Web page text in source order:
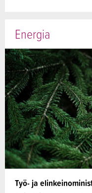
Työ- ja
Energia